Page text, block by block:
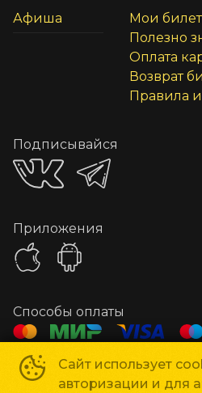
Сайт использует
авторизации и для
Афиша
Мои
Полезно
Оплата
Возврат
Правила
Подписывайся
Приложения
Способы оплаты
Час Кино ©